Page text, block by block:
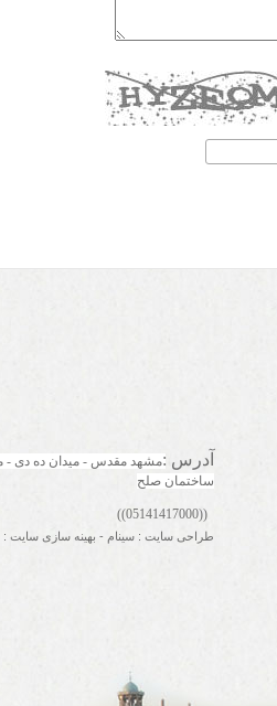
آدرس :
ساختمان صلح
((05141417000))
طراحی سایت : سینام - بهینه سازی سایت :